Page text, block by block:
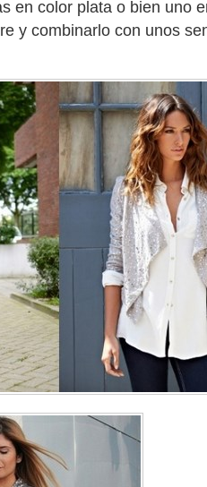
en color plata o bien uno
y combinarlo con unos